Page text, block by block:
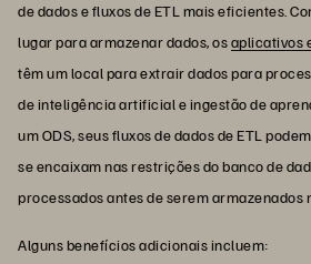
de dados e fluxos de ETL mais eficientes.
lugar para armazenar dados, osaplicativos
têm um local para extrair dados para
de inteligência artificial e ingestão de
um ODS, seus fluxos de dados de ETL
se encaixam nas restrições do banco de
processados antes de serem armazenados
Alguns benefícios adicionais incluem: